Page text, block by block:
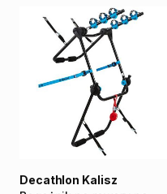
Decathlon Kalisz